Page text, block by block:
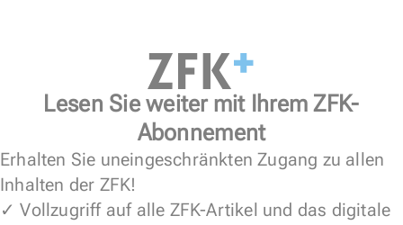
Lesen Sie weiter mit Ihrem ZFK-
Abonnement
Erhalten Sie uneingeschränkten Zugang zu allen
Inhalten der ZFK!
✓ Vollzugriff auf alle ZFK-Artikel und das digitale